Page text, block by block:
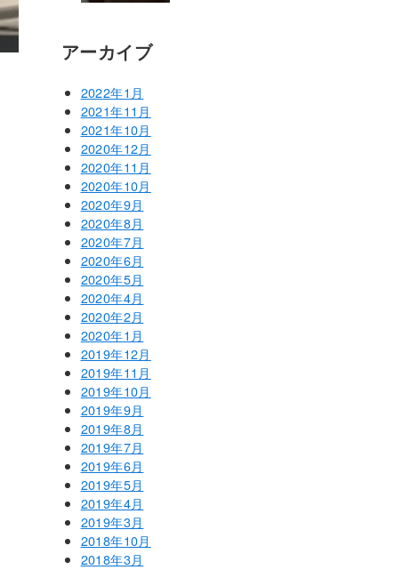
アーカイブ
2022年1月
2021年11月
2021年10月
2020年12月
2020年11月
2020年10月
2020年9月
2020年8月
2020年7月
2020年6月
2020年5月
2020年4月
2020年2月
2020年1月
2019年12月
2019年11月
2019年10月
2019年9月
2019年8月
2019年7月
2019年6月
2019年5月
2019年4月
2019年3月
2018年10月
2018年3月